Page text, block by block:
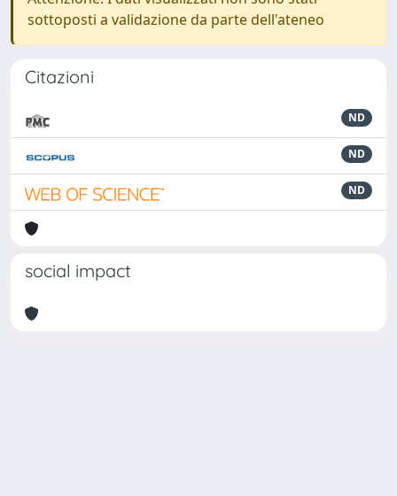
sottoposti a validazione da parte dell'ateneo
Citazioni
ND
ND
ND
social impact